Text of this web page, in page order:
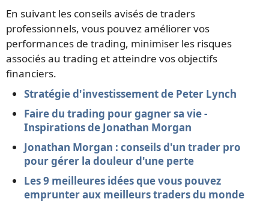
En suivant les conseils avisés de traders
professionnels, vous pouvez améliorer vos
performances de trading, minimiser les risques
associés au trading et atteindre vos objectifs
financiers.
Stratégie d'investissement de Peter Lynch
Faire du trading pour gagner sa vie -
Inspirations de Jonathan Morgan
Jonathan Morgan : conseils d'un trader pro
pour gérer la douleur d'une perte
Les 9 meilleures idées que vous pouvez
emprunter aux meilleurs traders du monde